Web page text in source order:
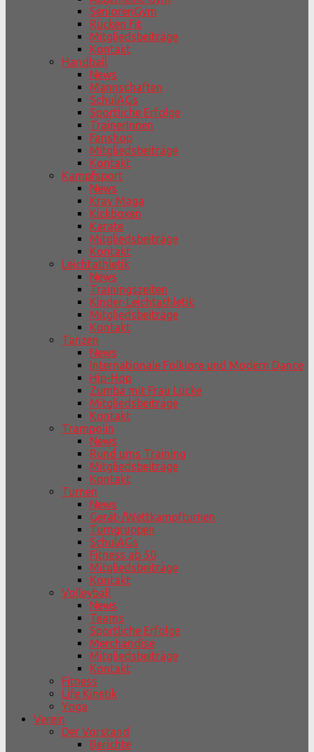
SeniorenGym
Rücken Fit
Mitgliedsbeiträge
Kontakt
Handball
News
Mannschaften
SchulAGs
Sportliche Erfolge
TrainerInnen
Fanshop
Mitgliedsbeiträge
Kontakt
Kampfsport
News
Krav Maga
Kickboxen
Karate
Mitgliedsbeiträge
Kontakt
Leichtathletik
News
Trainingszeiten
Kinder-Leichtathletik
Mitgliedsbeiträge
Kontakt
Tanzen
News
Internationale Folklore und Modern Dance
Hip-Hop
Zumba mit Frau Lücke
Mitgliedsbeiträge
Kontakt
Trampolin
News
Rund ums Training
Mitgliedsbeiträge
Kontakt
Turnen
News
Gerät-/Wettkampfturnen
Turngruppen
SchulAGs
Fitness ab 50
Mitgliedsbeiträge
Kontakt
Volleyball
News
Teams
Sportliche Erfolge
Merchandise
Mitgliedsbeiträge
Kontakt
Fitness
Life Kinetik
Yoga
Verein
Der Vorstand
Berichte